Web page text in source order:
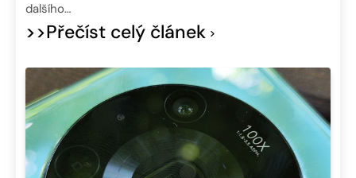
dalšího…
>>Přečíst celý článek